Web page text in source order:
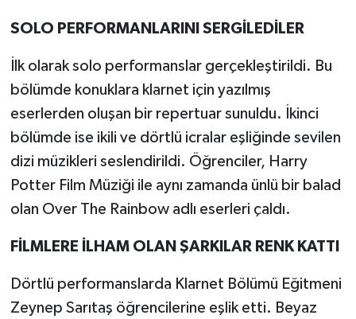
SOLO PERFORMANLARINI SERGİLEDİLER
İlk olarak solo performanslar gerçekleştirildi. Bu
bölümde konuklara klarnet için yazılmış
eserlerden oluşan bir repertuar sunuldu. İkinci
bölümde ise ikili ve dörtlü icralar eşliğinde sevilen
dizi müzikleri seslendirildi. Öğrenciler, Harry
Potter Film Müziği ile aynı zamanda ünlü bir balad
olan Over The Rainbow adlı eserleri çaldı.
FİLMLERE İLHAM OLAN ŞARKILAR RENK KATTI
Dörtlü performanslarda Klarnet Bölümü Eğitmeni
Zeynep Sarıtaş öğrencilerine eşlik etti. Beyaz